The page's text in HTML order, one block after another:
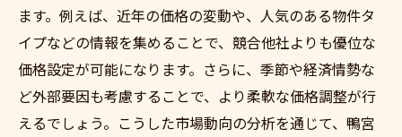
ます。例えば、近年の価格の変動や、人気のある物件タ
イプなどの情報を集めることで、競合他社よりも優位な
価格設定が可能になります。さらに、季節や経済情勢な
ど外部要因も考慮することで、より柔軟な価格調整が行
えるでしょう。こうした市場動向の分析を通じて、鴨宮